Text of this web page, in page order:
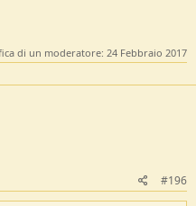
di un moderatore: 24 Febbraio 2017
#196